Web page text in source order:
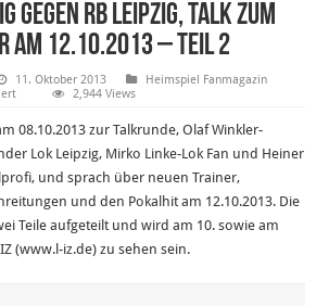
gegen RB Leipzig, Talk zum
12.10.2013 – Teil 2
11. Oktober 2013
Heimspiel Fanmagazin
für
Leipzig
gegen
RB
Leipzig,
zum
Pokalkracher
am
12.10.2013
2,944 Views
08.10.2013 zur Talkrunde, Olaf Winkler-
Lok Leipzig, Mirko Linke-Lok Fan und Heiner
und sprach über neuen Trainer,
und den Pokalhit am 12.10.2013. Die
Teile aufgeteilt und wird am 10. sowie am
(www.l-iz.de) zu sehen sein.